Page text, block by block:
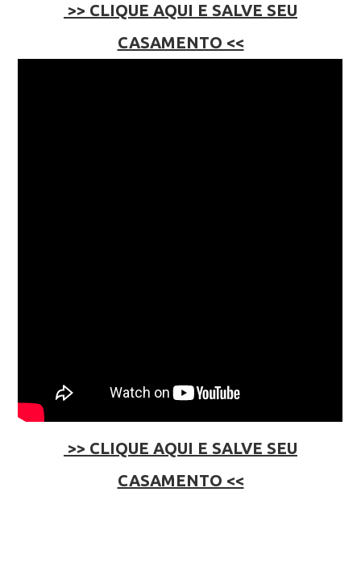
>> CLIQUE AQUI E SALVE SEU
CASAMENTO <<
>> CLIQUE AQUI E SALVE SEU
CASAMENTO <<